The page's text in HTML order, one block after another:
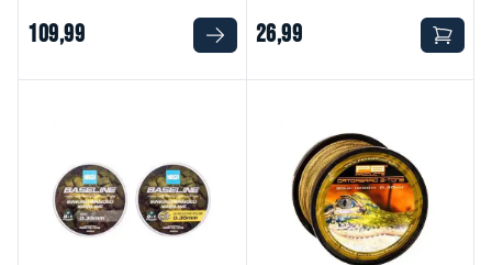
109,99 26,99